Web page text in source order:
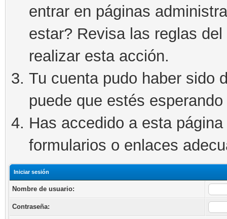
entrar en páginas
estar? Revisa las reglas
realizar esta acción.
Tu cuenta pudo haber sido
puede que estés
Has accedido a esta
formularios o enlaces
Iniciar sesión
Nombre de usuario:
Contraseña: